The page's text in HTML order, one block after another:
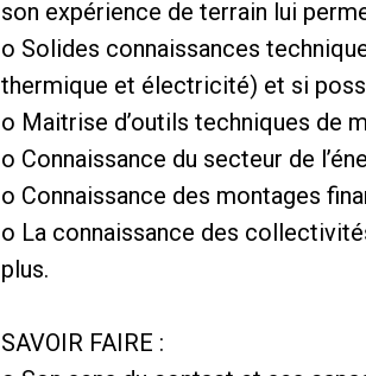
son expérience de terrain lui
o Solides connaissances
thermique et électricité) et si
o Maitrise d’outils techniques de
o Connaissance du secteur de
o Connaissance des montages
o La connaissance des
plus.
SAVOIR FAIRE :